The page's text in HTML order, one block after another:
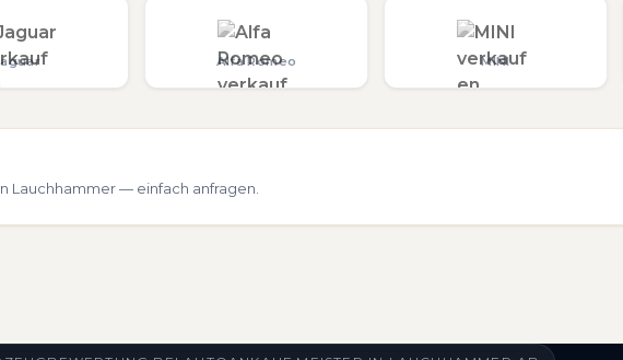
Alfa Romeo MINI
Lauchhammer — einfach anfragen.